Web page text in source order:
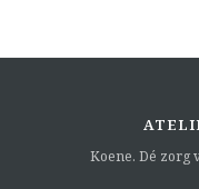
Koene. Dé zorg